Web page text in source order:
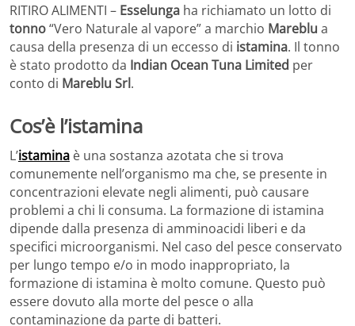
RITIRO ALIMENTI – Esselunga ha richiamato un lotto di
tonno“Vero Naturale al vapore” a marchio Mareblu a
causa della presenza di un eccesso di istamina. Il tonno
è stato prodotto da Indian Ocean Tuna Limited per
conto di Mareblu Srl.
Cos’è l’istamina
L’istamina è una sostanza azotata che si trova
comunemente nell’organismo ma che, se presente in
concentrazioni elevate negli alimenti, può causare
problemi a chi li consuma. La formazione di istamina
dipende dalla presenza di amminoacidi liberi e da
specifici microorganismi. Nel caso del pesce conservato
per lungo tempo e/o in modo inappropriato, la
formazione di istamina è molto comune. Questo può
essere dovuto alla morte del pesce o alla
contaminazione da parte di batteri.